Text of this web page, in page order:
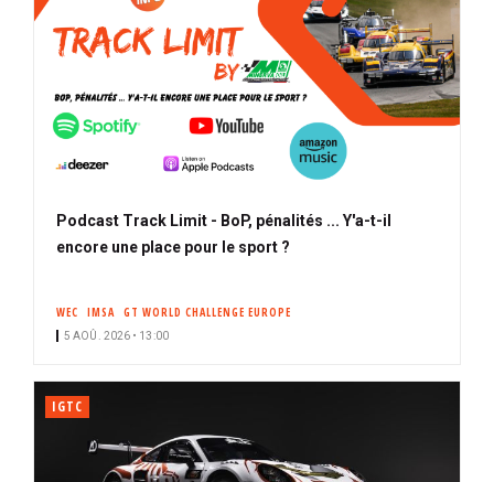
Podcast Track Limit - BoP, pénalités ... Y'a-t-il
encore une place pour le sport ?
WEC IMSA GT WORLD CHALLENGE EUROPE
5 AOÛ. 2026 • 13:00
IGTC